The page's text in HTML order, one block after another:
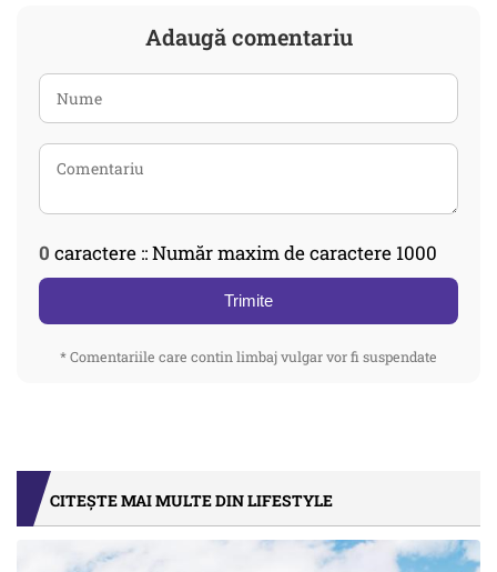
Adaugă comentariu
0 caractere :: Număr maxim de caractere 1000
Trimite
* Comentariile care contin limbaj vulgar vor fi suspendate
CITEȘTE MAI MULTE DIN LIFESTYLE